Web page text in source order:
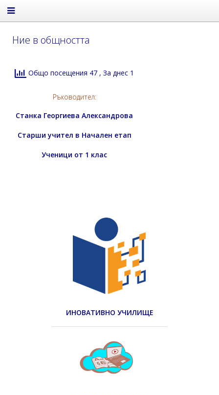
Ние в общността
Общо посещения 47 , За днес 1
Ръководител:
Станка Георгиева Александрова
Старши учител в Начален етап
Ученици от 1 клас
ИНОВАТИВНО УЧИЛИЩЕ